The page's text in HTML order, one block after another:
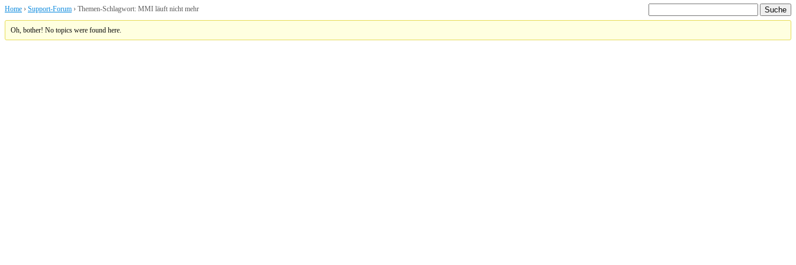
Home › Support-Forum › Themen-Schlagwort: MMI läuft nicht mehr
Oh, bother! No topics were found here.